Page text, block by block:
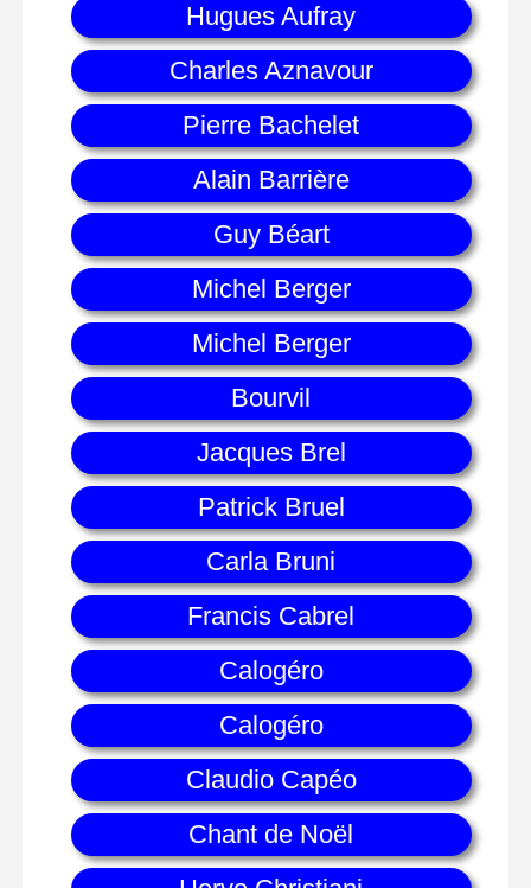
Hugues Aufray
Charles Aznavour
Pierre Bachelet
Alain Barrière
Guy Béart
Michel Berger
Michel Berger
Bourvil
Jacques Brel
Patrick Bruel
Carla Bruni
Francis Cabrel
Calogéro
Calogéro
Claudio Capéo
Chant de Noël